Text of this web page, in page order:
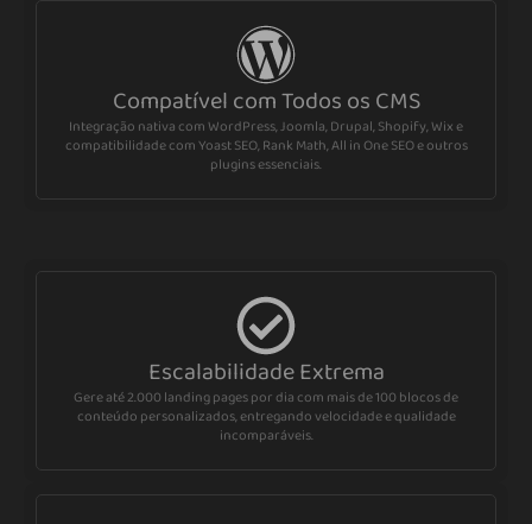
Compatível com Todos os CMS
Integração nativa com WordPress, Joomla, Drupal, Shopify, Wix e
compatibilidade com Yoast SEO, Rank Math, All in One SEO e outros
plugins essenciais.
Escalabilidade Extrema
Gere até 2.000 landing pages por dia com mais de 100 blocos de
conteúdo personalizados, entregando velocidade e qualidade
incomparáveis.